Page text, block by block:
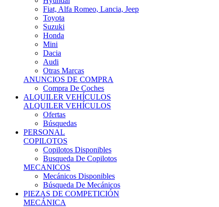
Toyota
Suzuki
Honda
Mini
Dacia
Audi
Otras Marcas
ANUNCIOS DE COMPRA
Compra De Coches
ALQUILER VEHÍCULOS
ALQUILER VEHÍCULOS
Ofertas
Búsquedas
PERSONAL
COPILOTOS
Copilotos Disponibles
Busqueda De Copilotos
MECANICOS
Mecánicos Disponibles
Búsqueda De Mecánicos
PIEZAS DE COMPETICIÓN
MECÁNICA
Motores